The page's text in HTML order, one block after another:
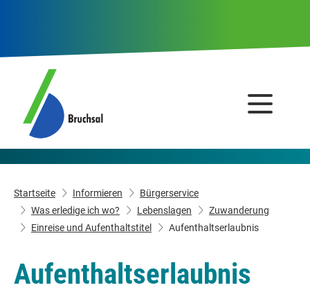
Startseite Informieren
Bürgerservice
Was erledige ich wo?
Lebenslagen
Zuwanderung
Einreise und Aufenthaltstitel
Aufenthaltserlaubnis
Aufenthaltserlaubnis